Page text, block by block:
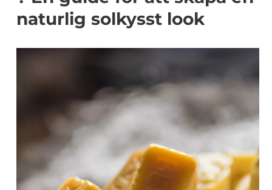
naturlig solkysst look